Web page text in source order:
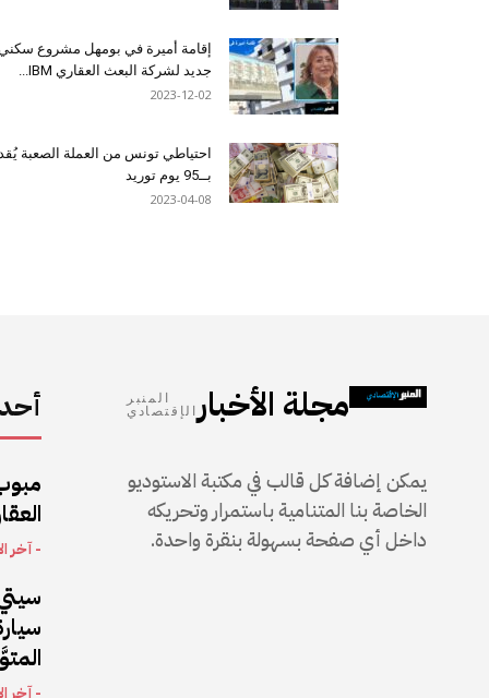
إقامة أميرة في بومهل مشروع
جديد لشركة البعث العقاري IBM...
2023-12-02
احتياطي تونس من العملة الصعبة
بــ95 يوم توريد
2023-04-08
- آخر
- آخر
مجلة الأخبار
المنبر
الإقتصادي
يمكن إضافة كل قالب في مكتبة الاستوديو
الخاصة بنا المتنامية باستمرار وتحريكه
داخل أي صفحة بسهولة بنقرة واحدة.